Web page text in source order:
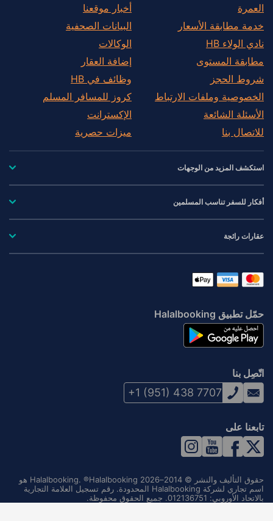
العمرة
خدمة مطابقة الأسعار
نادي الولاء HB
مطابقة المستوى
شروط الحجز
الخصوصية وملفات الارتباط
الأسئلة الشائعة
للاتصال بنا
أخبار موقعنا
البيانات الصحفية
الوكالات
إضافة العقار
وظائف في HB
كروز للمسافر المسلم
الإكسترانت
ميزات حصرية
استكشف المزيد من الوجهات
أفكار للسفر تناسب المسلمين
عقارات رائجة
حمّل تطبيق Halalbooking
اتّصِل بنا
+1 (951) 438 7707
تابعنا على
حقوق التأليف والنشر © 2014–2026 Halalbooking. ®Halalbooking هو
اسم تجاري لشركة Halalbooking المحدودة. رقم تسجيل العلامة التجارية
بالاتحاد الأوروبي: 012136751. جميع الحقوق محفوظة.